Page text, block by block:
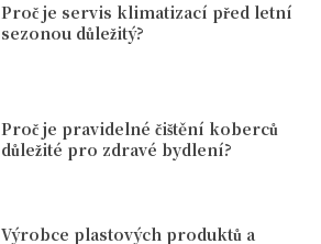
Proč je servis klimatizací před letní
sezonou důležitý?
Proč je pravidelné čištění koberců
důležité pro zdravé bydlení?
Výrobce plastových produktů a